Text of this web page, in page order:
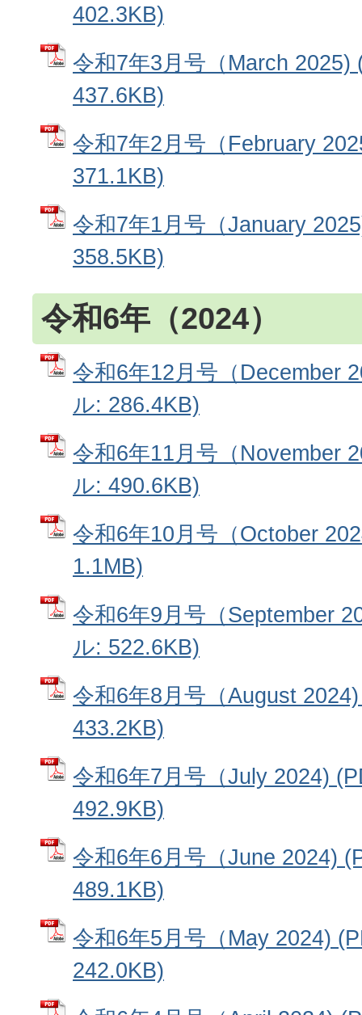
402.3KB)
令和7年3月号（March 2025)
437.6KB)
令和7年2月号（February
371.1KB)
令和7年1月号（January
358.5KB)
令和6年（2024）
令和6年12月号（December
ル: 286.4KB)
令和6年11月号（November
ル: 490.6KB)
令和6年10月号（October
1.1MB)
令和6年9月号（September
ル: 522.6KB)
令和6年8月号（August
433.2KB)
令和6年7月号（July 2024)
492.9KB)
令和6年6月号（June 2024)
489.1KB)
令和6年5月号（May 2024)
242.0KB)